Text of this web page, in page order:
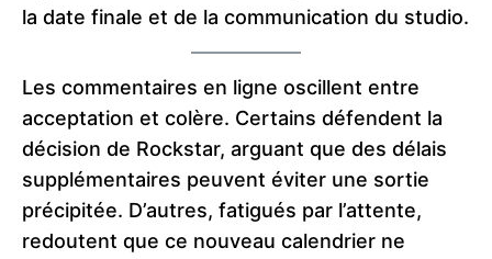
la date finale et de la communication du studio.
Les commentaires en ligne oscillent entre
acceptation et colère. Certains défendent la
décision de Rockstar, arguant que des délais
supplémentaires peuvent éviter une sortie
précipitée. D’autres, fatigués par l’attente,
redoutent que ce nouveau calendrier ne